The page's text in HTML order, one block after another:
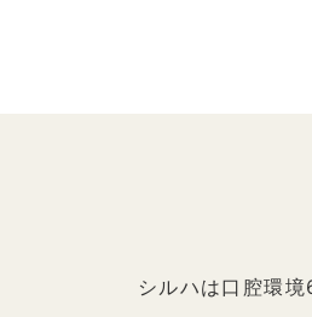
シルハは口腔環